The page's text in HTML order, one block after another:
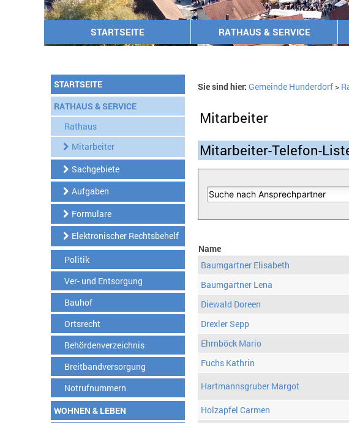
STARTSEITE RATHAUS & SERVICE
STARTSEITE
RATHAUS & SERVICE
Rathaus
Mitarbeiter
Sachgebiete
Aufgaben
Formulare
Elektronischer Rechtsbehelf
Politik
Ver- und Entsorgung
Bauhof
Ortsrecht
Behördenverzeichnis
Breitbandversorgung
Notrufnummern
WOHNEN & LEBEN
Sie sind hier: Gemeinde Hunderdorf>
Mitarbeiter
Mitarbeiter-Telefon-
Name
Baumgartner Elisabeth
Baumgartner Lena
Diewald Doreen
Drexler Sepp
Ehrnböck Mario
Fuchs Kathrin
Hartmannsgruber Margot
Holzapfel Carmen